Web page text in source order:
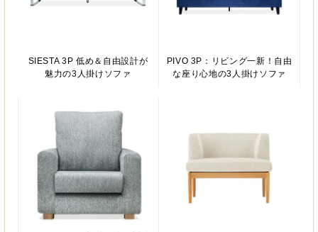
SIESTA 3P 低め＆自由設計が
魅力の3人掛けソファ
PIVO 3P：リビング一新！自由
な座り心地の3人掛けソファ